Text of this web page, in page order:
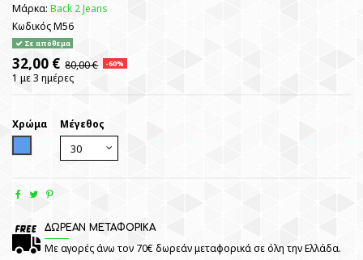
Μάρκα: Back 2 Jeans
ΚωδικόςM56
Σε απόθεμα
32,00 € 80,00 € -60%
1 με 3 ημέρες
Χρώμα
Μέγεθος
ΔΩΡΕΑΝ ΜΕΤΑΦΟΡΙΚΑ
Με αγορές άνω τον 70€ δωρεάν μεταφορικά σε όλη την Ελλάδα.